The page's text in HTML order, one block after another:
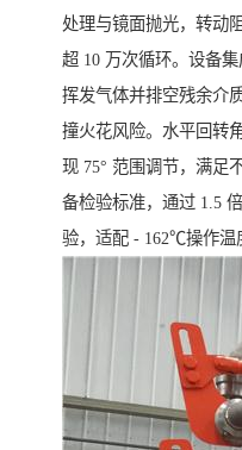
处理与镜面抛光，转动
超 10 万次循环。设备
挥发气体并排空残余介
撞火花风险。水平回转
现 75° 范围调节，满足
备检验标准，通过 1.5
验，适配 - 162℃操作温